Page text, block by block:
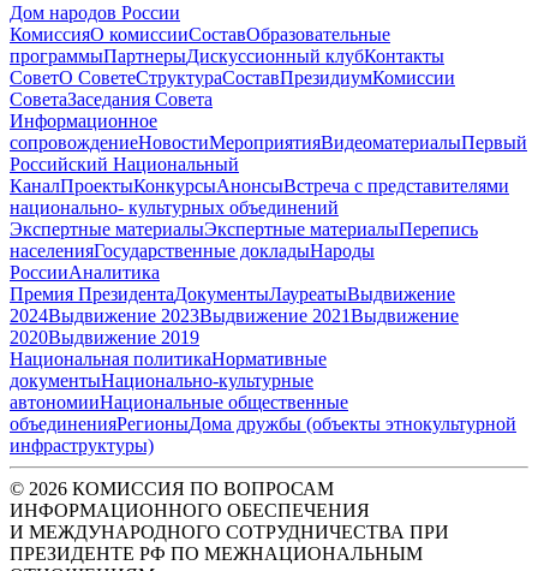
Дом народов России
КомиссияО комиссииСоставОбразовательные
программыПартнерыДискуссионный клубКонтакты
СоветО СоветеСтруктураСоставПрезидиумКомиссии
СоветаЗаседания Совета
Информационное
сопровождениеНовостиМероприятияВидеоматериалыПервый
Российский Национальный
КаналПроектыКонкурсыАнонсыВстреча с представителями
национально- культурных объединений
Экспертные материалыЭкспертные материалыПерепись
населенияГосударственные докладыНароды
РоссииАналитика
Премия ПрезидентаДокументыЛауреатыВыдвижение
2024Выдвижение 2023Выдвижение 2021Выдвижение
2020Выдвижение 2019
Национальная политикаНормативные
документыНационально-культурные
автономииНациональные общественные
объединенияРегионыДома дружбы (объекты этнокультурной
инфраструктуры)
© 2026 КОМИССИЯ ПО ВОПРОСАМ
ИНФОРМАЦИОННОГО ОБЕСПЕЧЕНИЯ
И МЕЖДУНАРОДНОГО СОТРУДНИЧЕСТВА ПРИ
ПРЕЗИДЕНТЕ РФ ПО МЕЖНАЦИОНАЛЬНЫМ